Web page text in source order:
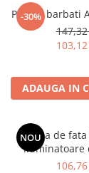
-30%
Pachet barbati
ADAUGA IN
NOU
Crema de
iluminatoare
noapte, 50 ml -